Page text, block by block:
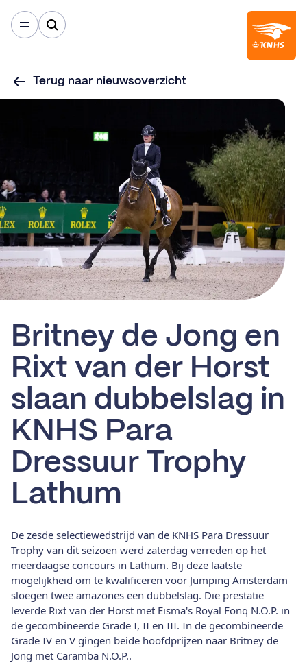
Terug naar nieuwsoverzicht
Britney de Jong en
Rixt van der Horst
slaan dubbelslag in
KNHS Para
Dressuur Trophy
Lathum
De zesde selectiewedstrijd van de KNHS Para Dressuur
Trophy van dit seizoen werd zaterdag verreden op het
meerdaagse concours in Lathum. Bij deze laatste
mogelijkheid om te kwalificeren voor Jumping Amsterdam
sloegen twee amazones een dubbelslag. Die prestatie
leverde Rixt van der Horst met Eisma's Royal Fonq N.O.P. in
de gecombineerde Grade I, II en III. In de gecombineerde
Grade IV en V gingen beide hoofdprijzen naar Britney de
Jong met Caramba N.O.P..